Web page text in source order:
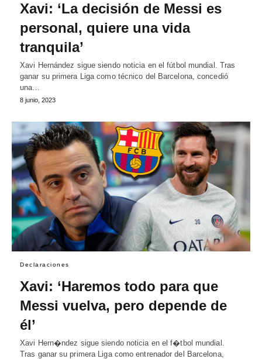
Xavi: ‘La decisión de Messi es
personal, quiere una vida
tranquila’
Xavi Hernández sigue siendo noticia en el fútbol mundial. Tras
ganar su primera Liga como técnico del Barcelona, concedió
una…
8 junio, 2023
Declaraciones
Xavi: ‘Haremos todo para que
Messi vuelva, pero depende de
él’
Xavi Hern�ndez sigue siendo noticia en el f�tbol mundial.
Tras ganar su primera Liga como entrenador del Barcelona,